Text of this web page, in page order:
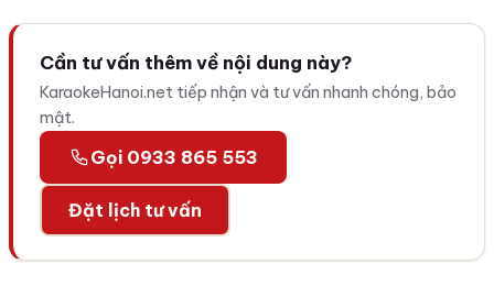
Cần tư vấn thêm về nội dung này?
KaraokeHanoi.net tiếp nhận và tư vấn nhanh chóng, bảo
mật.
Gọi 0933 865 553
Đặt lịch tư vấn